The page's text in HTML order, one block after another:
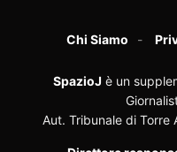
Chi Siamo
SpazioJ è un
Aut. Tribunale di Torre